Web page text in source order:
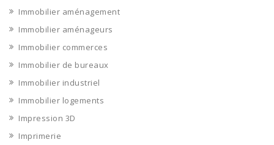
Immobilier aménagement
Immobilier aménageurs
Immobilier commerces
Immobilier de bureaux
Immobilier industriel
Immobilier logements
Impression 3D
Imprimerie